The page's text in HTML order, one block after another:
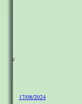
c
17/08/2024